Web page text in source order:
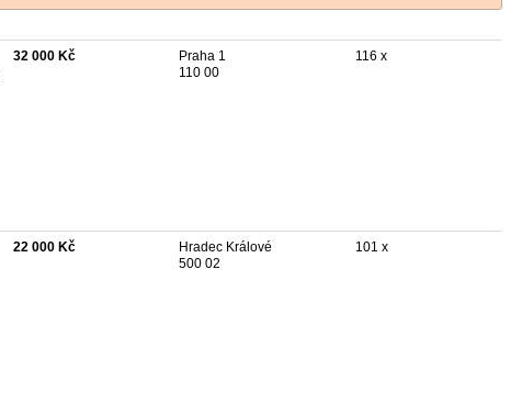
32 000 Kč
Praha 1
110 00
116 x
22 000 Kč
Hradec Králové
500 02
101 x